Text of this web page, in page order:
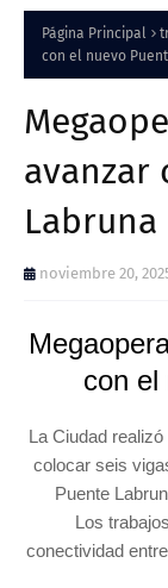
Página Principal
con el nuevo
avanzar
Labruna
noviembre 20,
con el
La Ciudad
colocar seis
Puente
Los
conectividad